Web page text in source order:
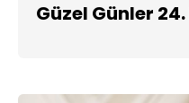
Güzel Günler